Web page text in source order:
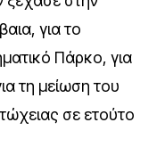
για το
Πάρκο, για
τη μείωση του
σε ετούτο